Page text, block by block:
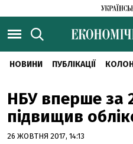
НОВИНИ ПУБЛІКАЦІЇ
НБУ вперше за
підвищив
26 ЖОВТНЯ 2017, 14:13